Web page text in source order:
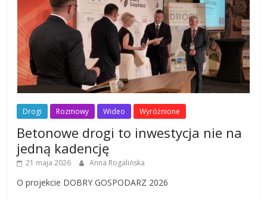
Drogi Rozmowy Wideo Wyróżnione
Betonowe drogi to inwestycja nie na
jedną kadencję
21 maja 2026 Anna Rogalińska
O projekcie DOBRY GOSPODARZ 2026